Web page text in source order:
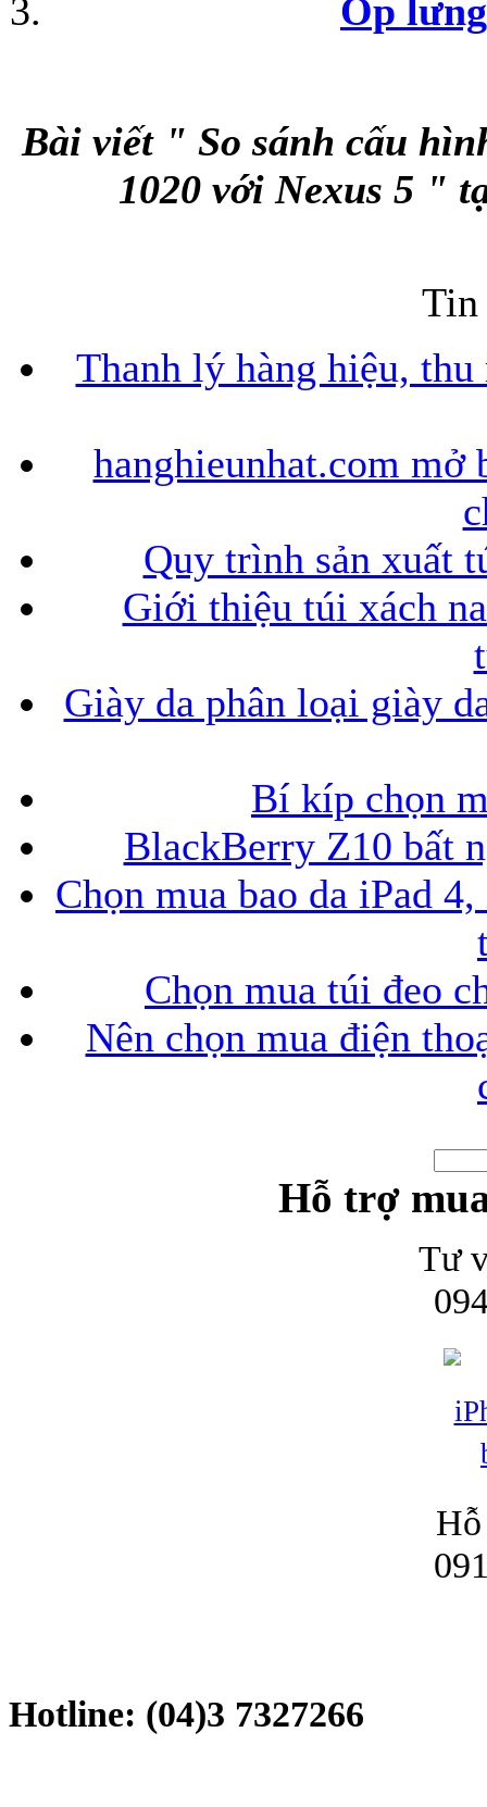
Ốp
Bài viết " So sánh cấu
1020 với Nexus 5 "
Tin
Thanh lý hàng hiệu,
hanghieunhat.com
Quy trình sản xuất
Giới thiệu túi xách
Giày da phân loại giày
Bí kíp chọn
BlackBerry Z10 bất
Chọn mua bao da iPad
Chọn mua túi đeo
Nên chọn mua điện
Hỗ trợ
Tư
Hotline: (04)3 7327266